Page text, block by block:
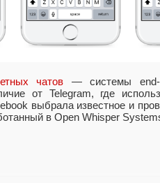
чатов — системы end-
от Telegram, где
выбрала известное и
в Open Whisper